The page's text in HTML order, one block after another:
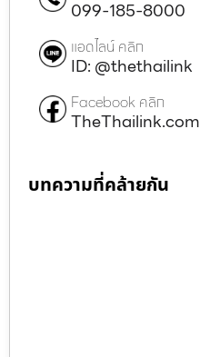
099-185-8000
แอดไลน์ คลิก
ID: @thethailink
Facebook คลิก
TheThailink.com
บทความที่คล้ายกัน